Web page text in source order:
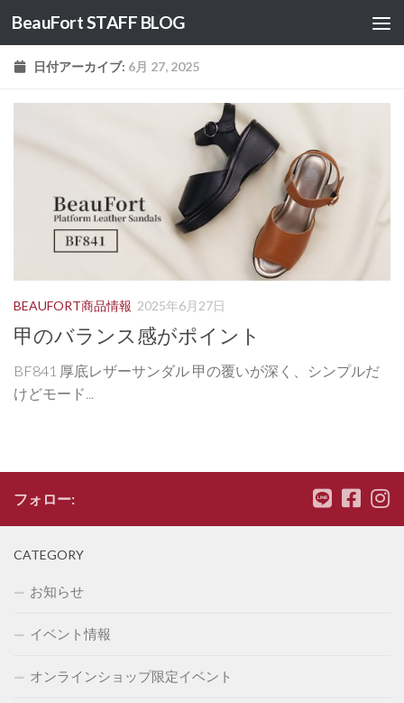
コンテンツへスキップ
BeauFort STAFF BLOG
日付アーカイブ: 6月 27, 2025
BEAUFORT商品情報 2025年6月27日
甲のバランス感がポイント
BF841 厚底レザーサンダル 甲の覆いが深く、シンプルだ
けどモード...
フォロー:
CATEGORY
お知らせ
イベント情報
オンラインショップ限定イベント